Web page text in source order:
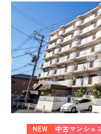
NEW 中古マンショ